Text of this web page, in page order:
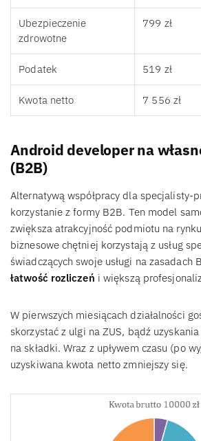
Ubezpieczenie
zdrowotne
799 zł
Podatek 519 zł
Kwota netto 7 556 zł
Android developer na
(B2B)
Alternatywą współpracy dla specjalisty-
korzystanie z formy B2B. Ten model
zwiększa atrakcyjność podmiotu na
biznesowe chętniej korzystają z usług
świadczących swoje usługi na zasadach
łatwość rozliczeń i większą
W pierwszych miesiącach działalności
skorzystać z ulgi na ZUS, bądź
na składki. Wraz z upływem czasu (po
uzyskiwana kwota netto zmniejszy się.